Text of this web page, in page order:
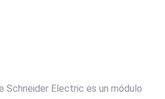
Schneider Electric es un módulo